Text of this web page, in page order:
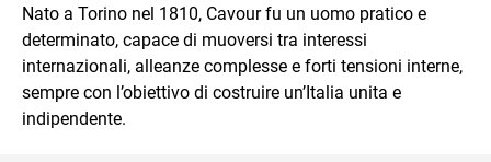
Nato a Torino nel 1810, Cavour fu un uomo pratico e
determinato, capace di muoversi tra interessi
internazionali, alleanze complesse e forti tensioni interne,
sempre con l’obiettivo di costruire un’Italia unita e
indipendente.